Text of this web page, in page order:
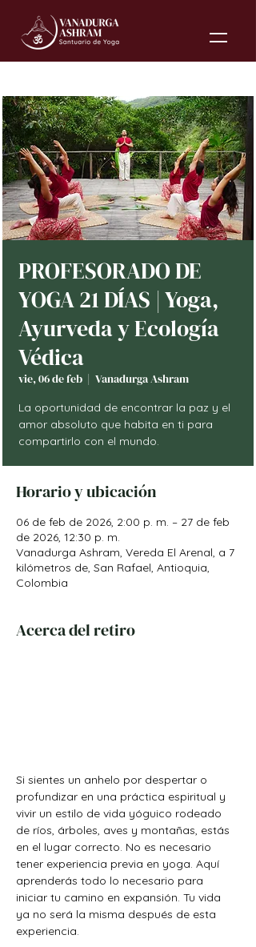
PROFESORADO DE
YOGA 21 DÍAS | Yoga,
Ayurveda y Ecología
Védica
vie, 06 de feb
  |
Vanadurga Ashram
La oportunidad de encontrar la paz y el
amor absoluto que habita en ti para
Horario y ubicación
06 de feb de 2026, 2:00 p. m. – 27 de feb
de 2026, 12:30 p. m.
Vanadurga Ashram, Vereda El Arenal, a 7
kilómetros de, San Rafael, Antioquia,
Colombia
Acerca del retiro
Si sientes un anhelo por despertar o
profundizar en una práctica espiritual y
vivir un estilo de vida yóguico rodeado
de ríos, árboles, aves y montañas, estás
en el lugar correcto. No es necesario
tener experiencia previa en yoga. Aquí
aprenderás todo lo necesario para
iniciar tu camino en expansión. Tu vida
ya no será la misma después de esta
experiencia.